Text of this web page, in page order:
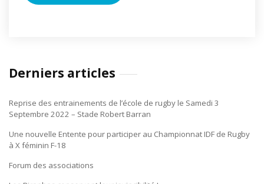
Derniers articles
Reprise des entrainements de l’école de rugby le Samedi 3
Septembre 2022 – Stade Robert Barran
Une nouvelle Entente pour participer au Championnat IDF de Rugby
à X féminin F-18
Forum des associations